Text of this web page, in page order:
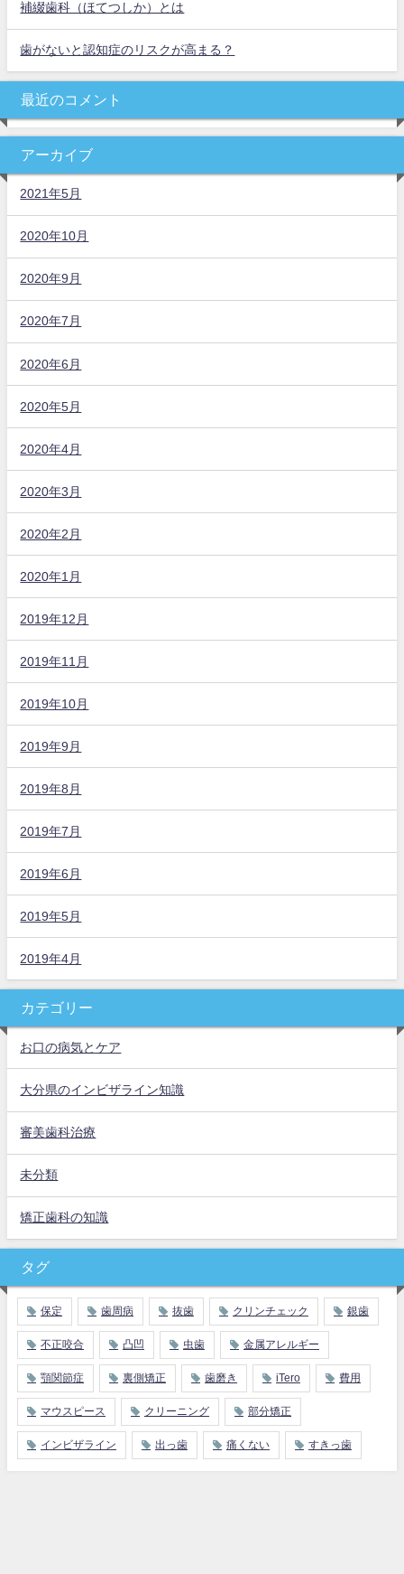
補綴歯科（ほてつしか）とは
歯がないと認知症のリスクが高まる？
最近のコメント
アーカイブ
2021年5月
2020年10月
2020年9月
2020年7月
2020年6月
2020年5月
2020年4月
2020年3月
2020年2月
2020年1月
2019年12月
2019年11月
2019年10月
2019年9月
2019年8月
2019年7月
2019年6月
2019年5月
2019年4月
カテゴリー
お口の病気とケア
大分県のインビザライン知識
審美歯科治療
未分類
矯正歯科の知識
タグ
保定 歯周病 抜歯 クリンチェック 銀歯
不正咬合 凸凹 虫歯 金属アレルギー
顎関節症 裏側矯正 歯磨き iTero 費用
マウスピース クリーニング 部分矯正
インビザライン 出っ歯 痛くない すきっ歯